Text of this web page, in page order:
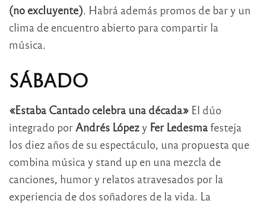
(no excluyente) . Habrá además promos de bar y un
clima de encuentro abierto para compartir la
música.
SÁBADO
«Estaba Cantado celebra una década» El dúo
integrado por Andrés Lópezy Fer Ledesma festeja
los diez años de su espectáculo, una propuesta que
combina música y stand up en una mezcla de
canciones, humor y relatos atravesados por la
experiencia de dos soñadores de la vida. La